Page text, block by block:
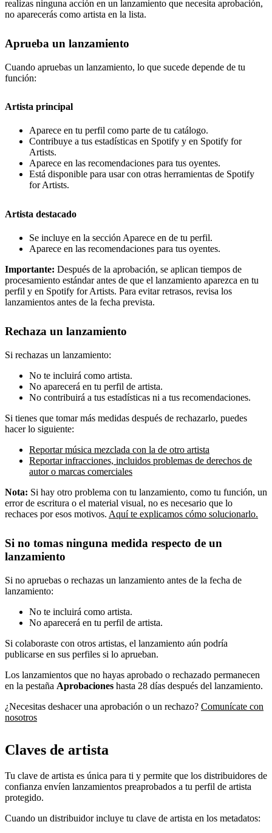
realizas ninguna acción en un lanzamiento que necesita aprobación,
no aparecerás como artista en la lista.
Aprueba un lanzamiento
Cuando apruebas un lanzamiento, lo que sucede depende de tu
función:
Artista principal
Aparece en tu perfil como parte de tu catálogo.
Contribuye a tus estadísticas en Spotify y en Spotify for
Artists.
Aparece en las recomendaciones para tus oyentes.
Está disponible para usar con otras herramientas de Spotify
for Artists.
Artista destacado
Se incluye en la sección Aparece en de tu perfil.
Aparece en las recomendaciones para tus oyentes.
Importante: Después de la aprobación, se aplican tiempos de
procesamiento estándar antes de que el lanzamiento aparezca en tu
perfil y en Spotify for Artists. Para evitar retrasos, revisa los
lanzamientos antes de la fecha prevista.
Rechaza un lanzamiento
Si rechazas un lanzamiento:
No te incluirá como artista.
No aparecerá en tu perfil de artista.
No contribuirá a tus estadísticas ni a tus recomendaciones.
Si tienes que tomar más medidas después de rechazarlo, puedes
hacer lo siguiente:
Reportar música mezclada con la de otro artista
Reportar infracciones, incluidos problemas de derechos de
autor o marcas comerciales
Nota: Si hay otro problema con tu lanzamiento, como tu función, un
error de escritura o el material visual, no es necesario que lo
rechaces por esos motivos. Aquí te explicamos cómo solucionarlo.
Si no tomas ninguna medida respecto de un
lanzamiento
Si no apruebas o rechazas un lanzamiento antes de la fecha de
lanzamiento:
No te incluirá como artista.
No aparecerá en tu perfil de artista.
Si colaboraste con otros artistas, el lanzamiento aún podría
publicarse en sus perfiles si lo aprueban.
Los lanzamientos que no hayas aprobado o rechazado permanecen
en la pestaña Aprobaciones hasta 28 días después del lanzamiento.
¿Necesitas deshacer una aprobación o un rechazo? Comunícate con
nosotros
Claves de artista
Tu clave de artista es única para ti y permite que los distribuidores de
confianza envíen lanzamientos preaprobados a tu perfil de artista
protegido.
Cuando un distribuidor incluye tu clave de artista en los metadatos: